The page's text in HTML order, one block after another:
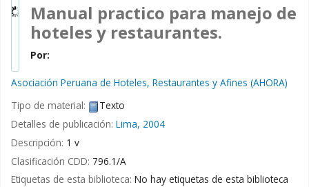
Manual practico para manejo de
hoteles y restaurantes.
Por:
Asociación Peruana de Hoteles, Restaurantes y Afines (AHORA)
Tipo de material:
Texto
Detalles de publicación: Lima, 2004
Descripción: 1 v
Clasificación CDD: 796.1/A
Etiquetas de esta biblioteca: No hay etiquetas de esta biblioteca